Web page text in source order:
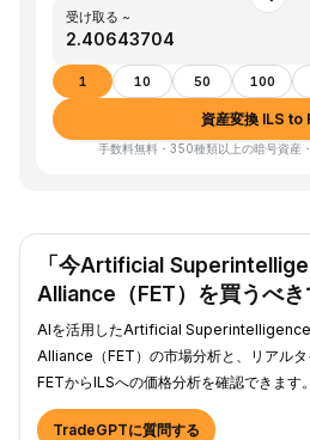
受け取る ~
1 10 50 100
資産変換 ILS to
手数料無料・350種類以上の暗号資産
「今Artificial
Alliance（FET）を買うべき
AIを活用したArtificial Superintelligence
Alliance（FET）の市場分析と、リアル
FETからILSへの価格分析を確認できます。
TradeGPTに質問する